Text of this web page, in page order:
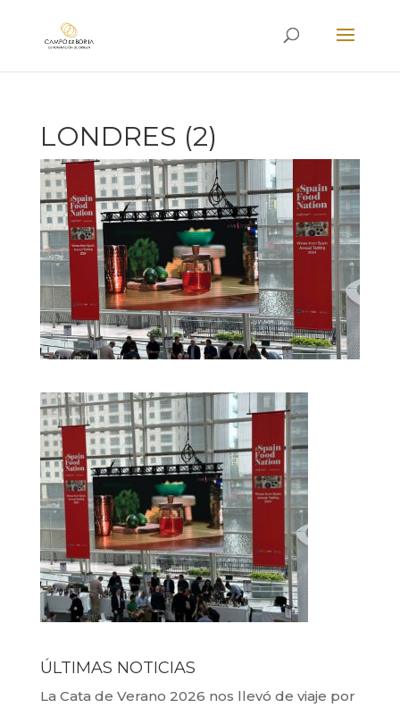
LONDRES (2)
ÚLTIMAS NOTICIAS
La Cata de Verano 2026 nos llevó de viaje por